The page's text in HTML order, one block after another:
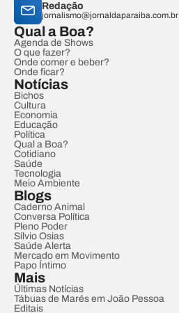
Redação
jornalismo@jornaldaparaiba.com.br
Qual a Boa?
Agenda de Shows
O que fazer?
Onde comer e beber?
Onde ficar?
Notícias
Bichos
Cultura
Economia
Educação
Política
Qual a Boa?
Cotidiano
Saúde
Tecnologia
Meio Ambiente
Blogs
Caderno Animal
Conversa Política
Pleno Poder
Sílvio Osias
Saúde Alerta
Mercado em Movimento
Papo Íntimo
Mais
Últimas Notícias
Tábuas de Marés em João Pessoa
Editais